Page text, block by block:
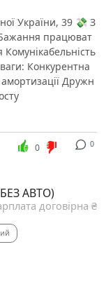
України, 39 💸 З
працюват
Комунікабельність
Конкурентна
Дружн
0
0
АВТО)
договірна ₴